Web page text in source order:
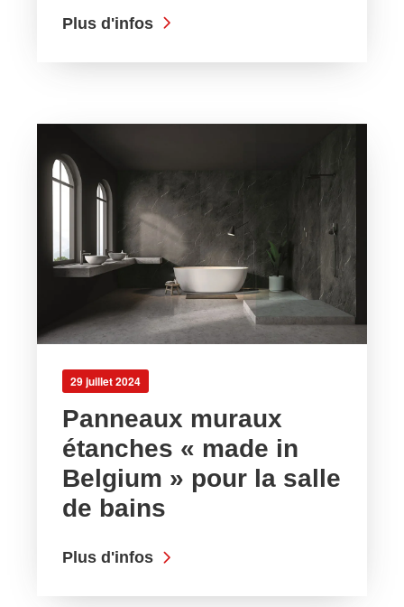
Plus d'infos
29 juillet 2024
Panneaux muraux
étanches « made in
Belgium » pour la salle
de bains
Plus d'infos